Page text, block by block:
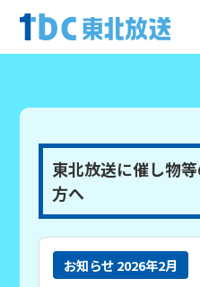
東北放送に催し物
方へ
お知らせ 2026年2月